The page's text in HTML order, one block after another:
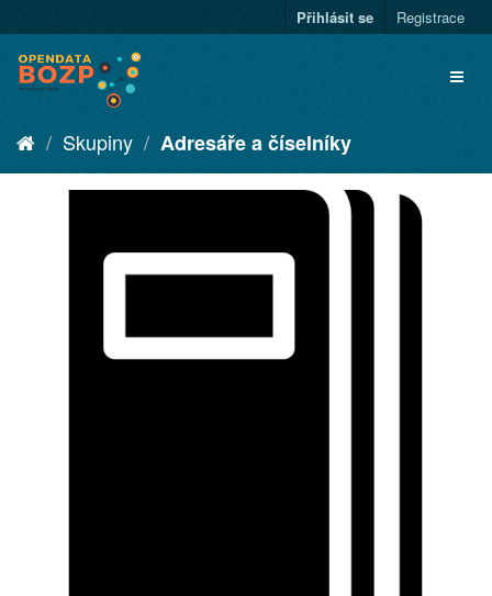
Přihlásit se Registrace
Skupiny Adresáře a číselníky